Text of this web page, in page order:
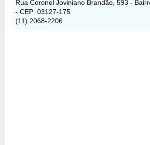
Rua Coronel Joviniano Brandão, 593 -
- CEP: 03127-175
(11) 2068-2206